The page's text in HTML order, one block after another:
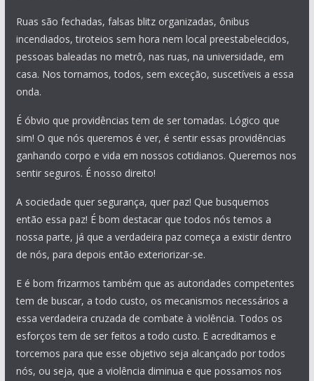
Ruas são fechadas, falsas blitz organizadas, ônibus
incendiados, tiroteios sem hora nem local preestabelecidos,
pessoas baleadas no metrô, nas ruas, na universidade, em
casa. Nos tornamos, todos, sem exceção, suscetíveis a essa
onda.
É óbvio que providências tem de ser tomadas. Lógico que
sim! O que nós queremos é ver, é sentir essas providências
ganhando corpo e vida em nossos cotidianos. Queremos nos
sentir seguros. É nosso direito!
A sociedade quer segurança, quer paz! Que busquemos
então essa paz! É bom destacar que todos nós temos a
nossa parte, já que a verdadeira paz começa a existir dentro
de nós, para depois então exteriorizar-se.
E é bom frizarmos também que as autoridades competentes
tem de buscar, a todo custo, os mecanismos necessários a
essa verdadeira cruzada de combate à violência. Todos os
esforços tem de ser feitos a todo custo. E acreditamos e
torcemos para que esse objetivo seja alcançado por todos
nós, ou seja, que a violência diminua e que possamos nos